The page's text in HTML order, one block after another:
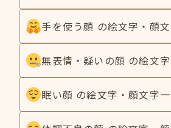
手を使う顔 の絵文字・顔
無表情・疑いの顔 の絵文
眠い顔 の絵文字・顔文字